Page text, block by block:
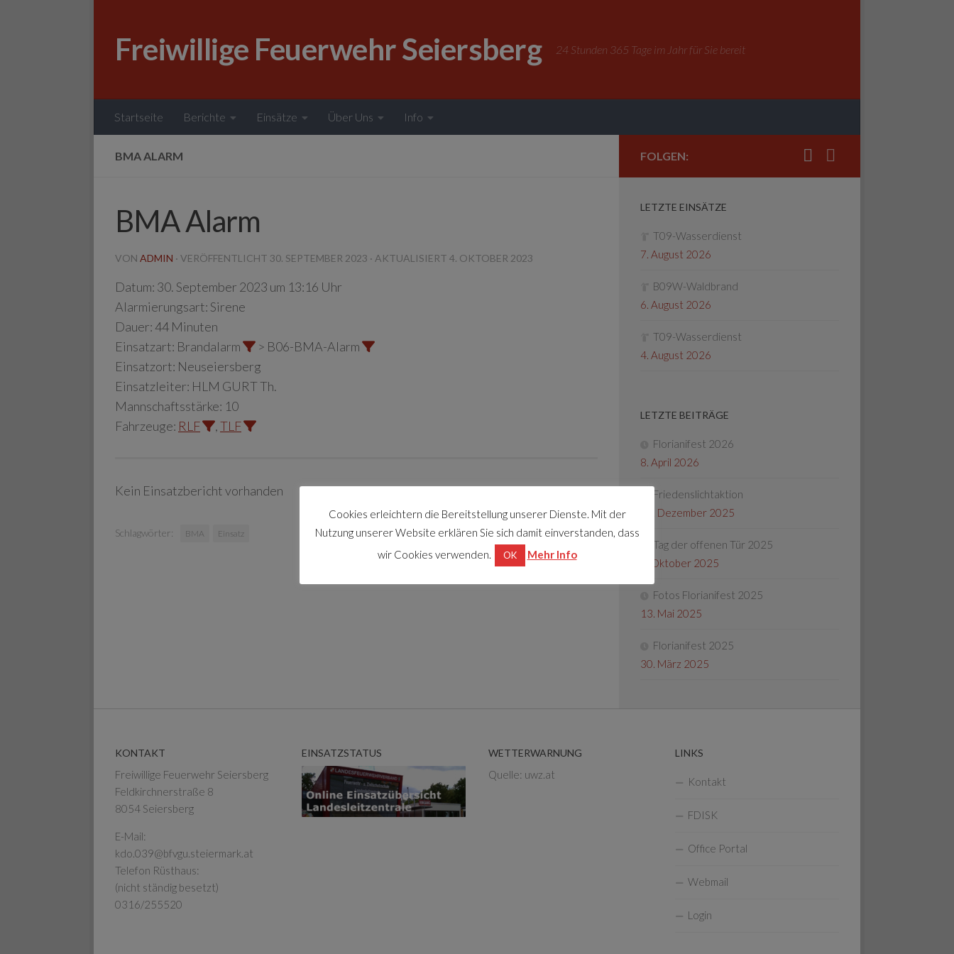
Freiwillige Feuerwehr Seiersberg 24 Stunden 365 Tage im Jahr für Sie bereit
Startseite Berichte Einsätze Über Uns Info
BMA ALARM
BMA Alarm
VON ADMIN · VERÖFFENTLICHT 30. SEPTEMBER 2023 · AKTUALISIERT 4. OKTOBER 2023
Datum: 30. September 2023 um 13:16 Uhr
Alarmierungsart: Sirene
Dauer: 44 Minuten
Einsatzart: Brandalarm
> B06-BMA-Alarm
Einsatzort: Neuseiersberg
Einsatzleiter: HLM GURT Th.
Mannschaftsstärke: 10
Fahrzeuge: RLF ,TLF
Kein Einsatzbericht vorhanden
Schlagwörter: BMA Einsatz
FOLGEN:
LETZTE EINSÄTZE
T09-Wasserdienst
7. August 2026
B09W-Waldbrand
6. August 2026
T09-Wasserdienst
4. August 2026
LETZTE BEITRÄGE
Florianifest 2026
8. April 2026
Friedenslichtaktion
22. Dezember 2025
Tag der offenen Tür 2025
4. Oktober 2025
Fotos Florianifest 2025
13. Mai 2025
Florianifest 2025
30. März 2025
KONTAKT
Freiwillige Feuerwehr Seiersberg
Feldkirchnerstraße 8
8054 Seiersberg
E-Mail:
kdo.039@bfvgu.steiermark.at
Telefon Rüsthaus:
(nicht ständig besetzt)
0316/255520
EINSATZSTATUS WETTERWARNUNG
Quelle: uwz.at
LINKS
Kontakt
FDISK
Office Portal
Webmail
Login
Cookies erleichtern die Bereitstellung unserer Dienste. Mit der
Nutzung unserer Website erklären Sie sich damit einverstanden, dass
wir Cookies verwenden.
OK Mehr Info